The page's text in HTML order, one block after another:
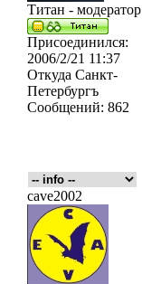
Титан - модератор
Присоединился:
2006/2/21 11:37
Откуда Санкт-
Петербургъ
Сообщений: 862
cave2002